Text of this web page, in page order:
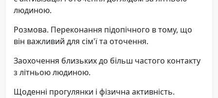
людиною.
Розмова. Переконання підопічного в тому, що
він важливий для сім'ї та оточення.
Заохочення близьких до більш частого контакту
з літньою людиною.
Щоденні прогулянки і фізична активність.